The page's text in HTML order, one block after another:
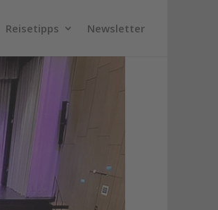
Reisetipps Newsletter